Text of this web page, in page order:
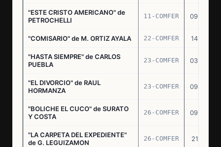
"ESTE CRISTO AMERICANO" de
PETROCHELLI
11-COMFER 09.04.75
"COMISARIO" de M. ORTIZ AYALA 22-COMFER 14.07.75
"HASTA SIEMPRE" de CARLOS
PUEBLA
23-COMFER 03.09.75
"EL DIVORCIO" de RAUL
HORMANZA
23-COMFER 09.09.75
"BOLICHE EL CUCO" de SURATO
Y COSTA
26-COMFER 09.09.75
"LA CARPETA DEL EXPEDIENTE"
de G. LEGUIZAMON
26-COMFER 21.10.75